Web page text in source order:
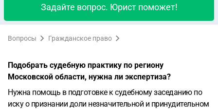
Задайте вопрос. Юрист поможет!
Вопросы Гражданское право
Подобрать судебную практику по региону
Московской области, нужна ли экспертиза?
Нужна помощь в подготовке к судебному заседанию по
иску о признании доли незначительной и принудительном